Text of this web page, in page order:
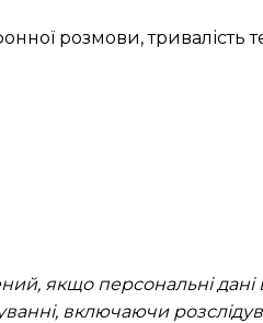
розмови, тривалість
якщо персональні
включаючи